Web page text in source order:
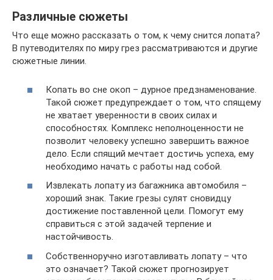
Различные сюжеты
Что еще можно рассказать о том, к чему снится лопата?
В путеводителях по миру грез рассматриваются и другие
сюжетные линии.
Копать во сне окоп – дурное предзнаменование.
Такой сюжет предупреждает о том, что спящему
не хватает уверенности в своих силах и
способностях. Комплекс неполноценности не
позволит человеку успешно завершить важное
дело. Если спящий мечтает достичь успеха, ему
необходимо начать с работы над собой.
Извлекать лопату из багажника автомобиля –
хороший знак. Такие грезы сулят сновидцу
достижение поставленной цели. Помогут ему
справиться с этой задачей терпение и
настойчивость.
Собственноручно изготавливать лопату – что
это означает? Такой сюжет прогнозирует